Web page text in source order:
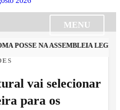
MENU
POSSE NA ASSEMBLEIA
vai selecionar
para os